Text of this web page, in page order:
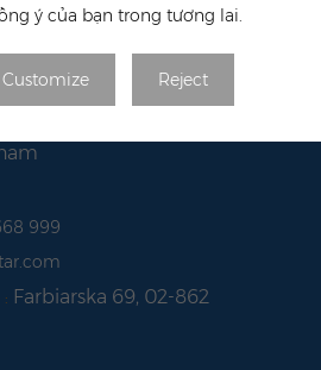
ý của bạn trong tương lai.
Customize Reject
Van Cung Street,Ward
HoChi
999
Farbiarska 69, 02-862